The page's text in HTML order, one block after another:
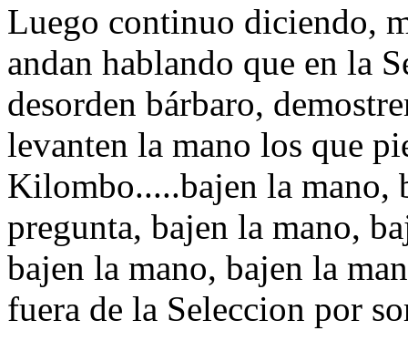
Luego continuo diciendo,
andan hablando que en la
desorden bárbaro,
levanten la mano los que
Kilombo.....bajen la mano,
pregunta, bajen la mano,
bajen la mano, bajen la
fuera de la Seleccion por